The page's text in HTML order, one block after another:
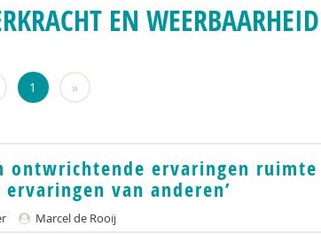
EN WEERBAARHEID
1 »
ontwrichtende ervaringen ruimte
van anderen’
Marcel de Rooij